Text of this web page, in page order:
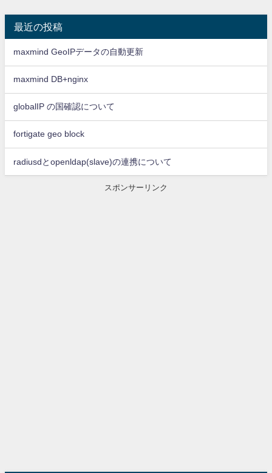
最近の投稿
maxmind GeoIPデータの自動更新
maxmind DB+nginx
globalIP の国確認について
fortigate geo block
radiusdとopenldap(slave)の連携について
スポンサーリンク